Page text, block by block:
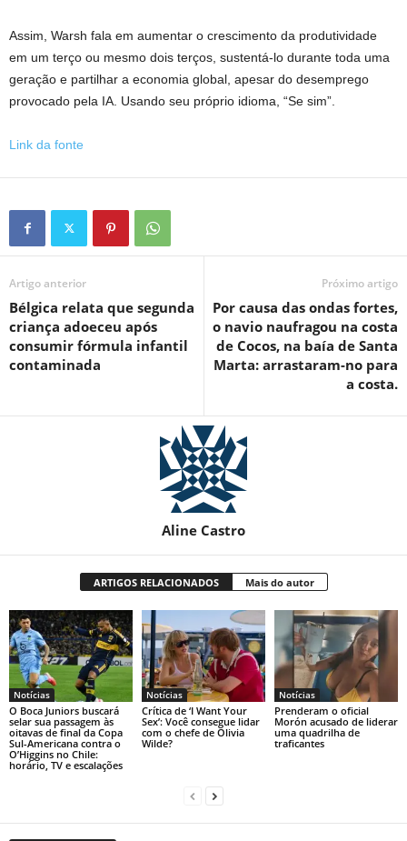
Assim, Warsh fala em aumentar o crescimento da produtividade
em um terço ou mesmo dois terços, sustentá-lo durante toda uma
geração e partilhar a economia global, apesar do desemprego
provocado pela IA. Usando seu próprio idioma, “Se sim”.
Link da fonte
Artigo anterior
Bélgica relata que segunda
criança adoeceu após
consumir fórmula infantil
contaminada
Próximo artigo
Por causa das ondas fortes,
o navio naufragou na costa
de Cocos, na baía de Santa
Marta: arrastaram-no para
a costa.
Aline Castro
ARTIGOS RELACIONADOS Mais do autor
Notícias
O Boca Juniors buscará
selar sua passagem às
oitavas de final da Copa
Sul-Americana contra o
O’Higgins no Chile:
horário, TV e escalações
Notícias
Crítica de ‘I Want Your
Sex’: Você consegue lidar
com o chefe de Olivia
Wilde?
Notícias
Prenderam o oficial
Morón acusado de liderar
uma quadrilha de
traficantes